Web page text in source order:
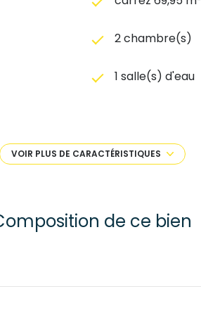
2 chambre(s)
1 salle(s) d'eau
exposition Est
VOIR PLUS DE CARACTÉRISTIQUES
de ce bien